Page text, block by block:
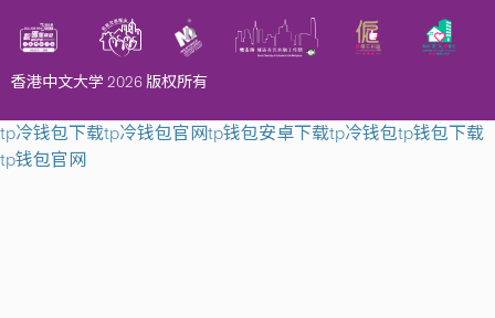
香港中文大学 2026 版权所有
tp冷钱包下载tp冷钱包官网tp钱包安卓下载tp冷钱包tp钱包下载
tp钱包官网